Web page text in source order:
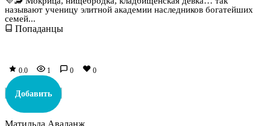
называют ученицу элитной академии наследников богатейших
семей...
Попаданцы
0.0 1 0 0
Добавить
Матильда Аваланж